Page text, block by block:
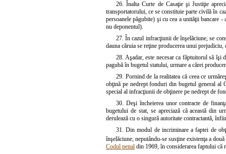
26. Înalta Curte de Casaţie şi Justiţie
transportatorului, ce se constituie parte civilă în
persoanele păgubite) şi cu cea a unităţii bancare
nu deponentul).
27. În cazul infracţiunii de înşelăciune, se
dauna căruia se reţine producerea unui
28. Aşadar, este necesar ca făptuitorul să îşi
pagubă în bugetul statului, urmare a cărei
29. Pornind de la realitatea că ceea ce
obţină pe nedrept fonduri din bugetul general al
special al infracţiunii de obţinere pe nedrept de
30. Deşi încheierea unor contracte de
bugetului de stat, se apreciază că această din
derulează cu o singură autoritate contractantă,
31. Din modul de incriminare a faptei de
înşelăciune, neputându-se susţine existenţa a
Codul penal din 1969, în considerarea faptului că